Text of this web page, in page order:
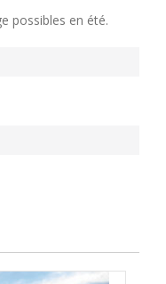
possibles en été.